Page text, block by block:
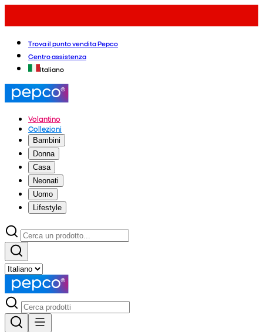
Trova il punto vendita Pepco
Centro assistenza
Italiano
Volantino
Collezioni
Bambini
Donna
Casa
Neonati
Uomo
Lifestyle